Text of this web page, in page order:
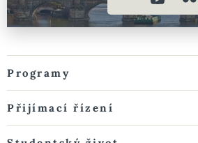
Programy
Přijímací řízení